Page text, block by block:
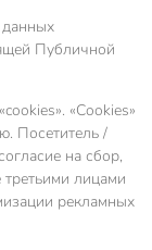
Публичной
«Cookies»
Посетитель /
на сбор,
лицами
рекламных